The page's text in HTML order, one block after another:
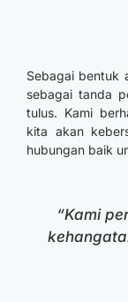
Sebagai bentuk
sebagai tanda
tulus. Kami
kita akan
hubungan baik
“Kami